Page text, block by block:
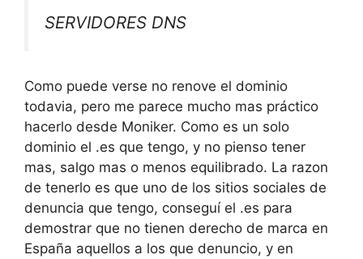
SERVIDORES DNS
Como puede verse no renove el dominio
todavia, pero me parece mucho mas práctico
hacerlo desde Moniker. Como es un solo
dominio el .es que tengo, y no pienso tener
mas, salgo mas o menos equilibrado. La razon
de tenerlo es que uno de los sitios sociales de
denuncia que tengo, conseguí el .es para
demostrar que no tienen derecho de marca en
España aquellos a los que denuncio, y en